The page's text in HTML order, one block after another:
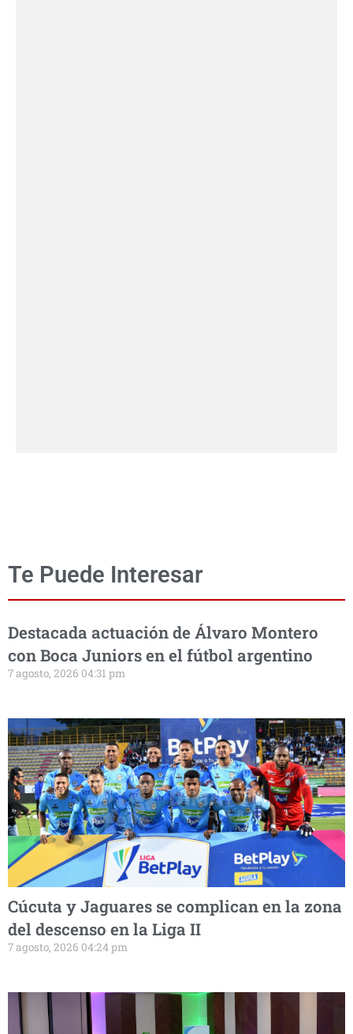
Te Puede Interesar
Destacada actuación de Álvaro Montero
con Boca Juniors en el fútbol argentino
7 agosto, 2026 04:31 pm
Cúcuta y Jaguares se complican en la zona
del descenso en la Liga II
7 agosto, 2026 04:24 pm